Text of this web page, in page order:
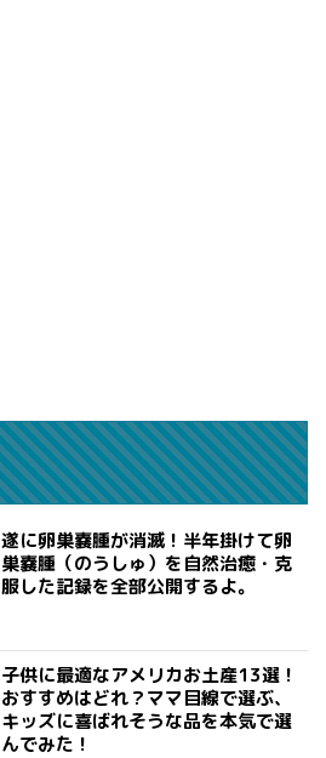
遂に卵巣嚢腫が消滅！半年掛けて卵
巣嚢腫（のうしゅ）を自然治癒・克
服した記録を全部公開するよ。
子供に最適なアメリカお土産13選！
おすすめはどれ？ママ目線で選ぶ、
キッズに喜ばれそうな品を本気で選
んでみた！